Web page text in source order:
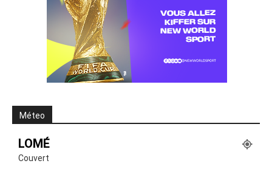
Méteo
LOMÉ
Couvert